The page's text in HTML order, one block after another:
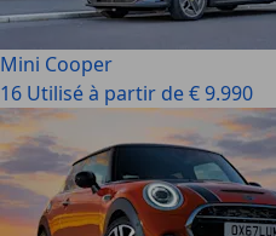
Mini Cooper
16 Utilisé à partir de € 9.990